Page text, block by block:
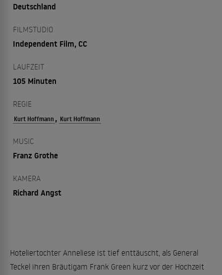
Deutschland
FILMSTUDIO
Independent Film, CC
LAUFZEIT
105 Minuten
REGIE
Kurt Hoffmann , Kurt Hoffmann
MUSIC
Franz Grothe
KAMERA
Richard Angst
Hoteliertochter Anneliese ist tief enttäuscht, als General
Teckel ihren Bräutigam Frank Green kurz vor der Hochzeit